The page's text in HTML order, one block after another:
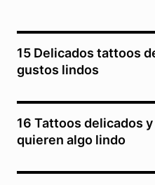
15 Delicados tattoos
gustos lindos
16 Tattoos delicados
quieren algo lindo